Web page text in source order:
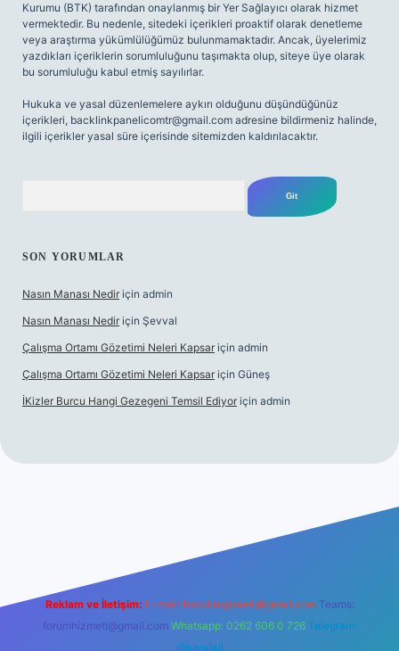
Kurumu (BTK) tarafından onaylanmış bir Yer Sağlayıcı olarak hizmet
vermektedir. Bu nedenle, sitedeki içerikleri proaktif olarak denetleme
veya araştırma yükümlülüğümüz bulunmamaktadır. Ancak, üyelerimiz
yazdıkları içeriklerin sorumluluğunu taşımakta olup, siteye üye olarak
bu sorumluluğu kabul etmiş sayılırlar.
Hukuka ve yasal düzenlemelere aykırı olduğunu düşündüğünüz
içerikleri, backlinkpanelicomtr@gmail.com adresine bildirmeniz halinde,
ilgili içerikler yasal süre içerisinde sitemizden kaldırılacaktır.
SON YORUMLAR
Nasın Manası Nedir için admin
Nasın Manası Nedir için Şevval
Çalışma Ortamı Gözetimi Neleri Kapsar için admin
Çalışma Ortamı Gözetimi Neleri Kapsar için Güneş
İKizler Burcu Hangi Gezegeni Temsil Ediyor için admin
Reklam ve İletişim: E-mail: backlinkpaneli@gmail.com Teams:
forumhizmeti@gmail.com Whatsapp: 0262 606 0 726 Telegram:
@karabul